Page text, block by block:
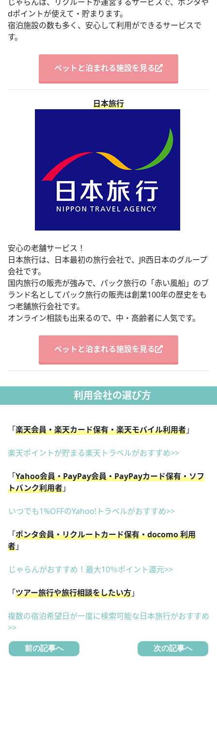
dポイントが使えて・貯まります。
宿泊施設の数も多く、安心して利用ができるサービスで
す。
ペットと泊まれる施設を見る
日本旅行
安心の老舗サービス！
日本旅行は、日本最初の旅行会社で、JR西日本のグループ
会社です。
国内旅行の販売が強みで、パック旅行の「赤い風船」のブ
ランド名としてパック旅行の販売は創業100年の歴史をも
つ老舗旅行会社です。
オンライン相談も出来るので、中・高齢者に人気です。
ペットと泊まれる施設を見る
利用会社の選び方
「楽天会員・楽天カード保有・楽天モバイル利用者」
楽天ポイントが貯まる楽天トラベルがおすすめ>>
「Yahoo会員・PayPay会員・PayPayカード保有・ソフ
トバンク利用者」
いつでも1%OFFのYahoo!トラベルがおすすめ>>
「ポンタ会員・リクルートカード保有・docomo 利用
者」
じゃらんがおすすめ！最大10％ポイント還元>>
「ツアー旅行や旅行相談をしたい方」
複数の宿泊希望日が一度に検索可能な日本旅行がおすすめ
>>
前の記事へ 次の記事へ